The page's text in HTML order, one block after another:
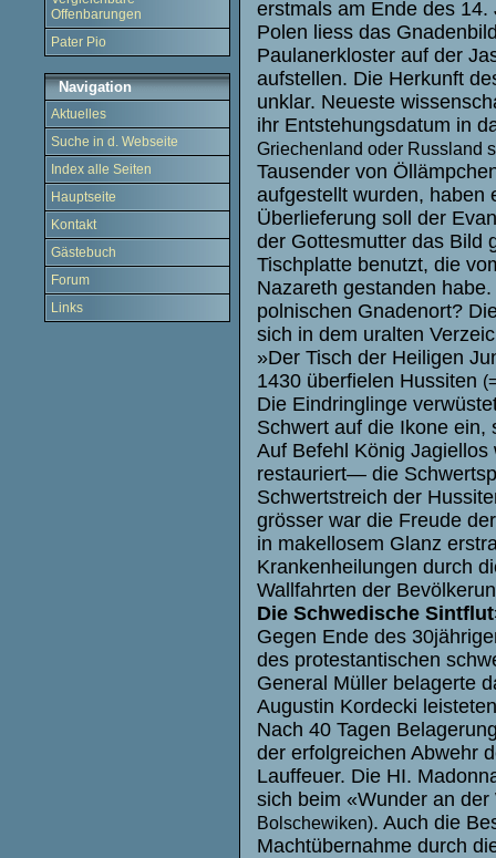
Offenbarungen
Pater Pio
Navigation
Aktuelles
Suche in d. Webseite
Index alle Seiten
Hauptseite
Kontakt
Gästebuch
Forum
Links
erstmals am Ende des
Polen liess das
Paulanerkloster auf der
aufstellen. Die Herkunft
unklar. Neueste
ihr Entstehungsdatum in
Griechenland oder Russland
Tausender von
aufgestellt wurden, haben
Überlieferung soll der
der Gottesmutter das Bild
Tischplatte benutzt, die
Nazareth gestanden
polnischen Gnadenort?
sich in dem uralten
»Der Tisch der Heiligen
1430 überfielen Hussiten
Die Eindringlinge
Schwert auf die Ikone ein,
Auf Befehl König
restauriert— die
Schwertstreich der
grösser war die Freude
in makellosem Glanz
Krankenheilungen durch
Wallfahrten der
Die Schwedische
Gegen Ende des
des protestantischen
General Müller belagerte
Augustin Kordecki
Nach 40 Tagen
der erfolgreichen Abwehr
Lauffeuer. Die HI.
sich beim «Wunder an
Bolschewiken). Auch die
Machtübernahme durch